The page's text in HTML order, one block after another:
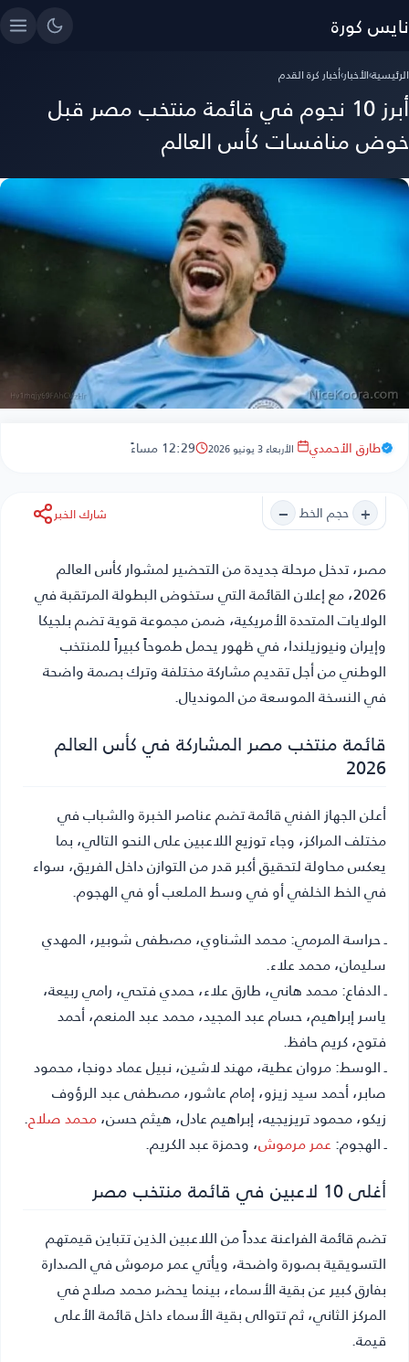
نايس كورة
الرئيسية›الأخبار›أخبار كرة القدم
أبرز 10 نجوم في قائمة منتخب مصر قبل
خوض منافسات كأس العالم
طارق الأحمدي الأربعاء 3 يونيو 2026 12:29 مساءً
+ حجم الخط − شارك الخبر
مصر، تدخل مرحلة جديدة من التحضير لمشوار كأس العالم
2026، مع إعلان القائمة التي ستخوض البطولة المرتقبة في
الولايات المتحدة الأمريكية، ضمن مجموعة قوية تضم بلجيكا
وإيران ونيوزيلندا، في ظهور يحمل طموحاً كبيراً للمنتخب
الوطني من أجل تقديم مشاركة مختلفة وترك بصمة واضحة
في النسخة الموسعة من المونديال.
قائمة منتخب مصر المشاركة في كأس العالم
2026
أعلن الجهاز الفني قائمة تضم عناصر الخبرة والشباب في
مختلف المراكز، وجاء توزيع اللاعبين على النحو التالي، بما
يعكس محاولة لتحقيق أكبر قدر من التوازن داخل الفريق، سواء
في الخط الخلفي أو في وسط الملعب أو في الهجوم.
ـ حراسة المرمي: محمد الشناوي، مصطفى شوبير، المهدي
سليمان، محمد علاء.
ـ الدفاع: محمد هاني، طارق علاء، حمدي فتحي، رامي ربيعة،
ياسر إبراهيم، حسام عبد المجيد، محمد عبد المنعم، أحمد
فتوح، كريم حافظ.
ـ الوسط: مروان عطية، مهند لاشين، نبيل عماد دونجا، محمود
صابر، أحمد سيد زيزو، إمام عاشور، مصطفى عبد الرؤوف
زيكو، محمود تريزيجيه، إبراهيم عادل، هيثم حسن،محمد صلاح.
ـ الهجوم:عمر مرموش، وحمزة عبد الكريم.
أغلى 10 لاعبين في قائمة منتخب مصر
تضم قائمة الفراعنة عدداً من اللاعبين الذين تتباين قيمتهم
التسويقية بصورة واضحة، ويأتي عمر مرموش في الصدارة
بفارق كبير عن بقية الأسماء، بينما يحضر محمد صلاح في
المركز الثاني، ثم تتوالى بقية الأسماء داخل قائمة الأعلى
قيمة.